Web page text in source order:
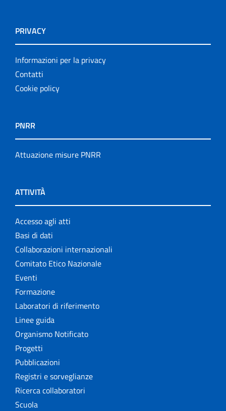
PRIVACY
Informazioni per la privacy
Contatti
Cookie policy
PNRR
Attuazione misure PNRR
ATTIVITÀ
Accesso agli atti
Basi di dati
Collaborazioni internazionali
Comitato Etico Nazionale
Eventi
Formazione
Laboratori di riferimento
Linee guida
Organismo Notificato
Progetti
Pubblicazioni
Registri e sorveglianze
Ricerca collaboratori
Scuola